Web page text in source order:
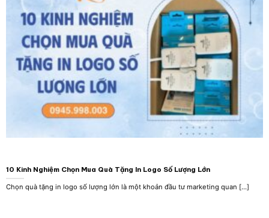
10 Kinh Nghiệm Chọn Mua Quà Tặng In Logo Số Lượng Lớn
Chọn quà tặng in logo số lượng lớn là một khoản đầu tư marketing quan [...]